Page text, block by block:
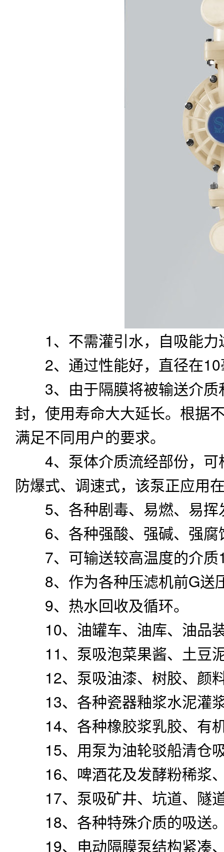
1、不需灌引水，自吸能力
2、通过性能好，直径在10
3、由于隔膜将被输送介质
封，使用寿命大大延长。根据
满足不同用户的要求。
4、泵体介质流经部份，可
防爆式、调速式，该泵正应用
5、各种剧毒、易燃、易挥
6、各种强酸、强碱、强腐
7、可输送较高温度的介
8、作为各种压滤机前G送
9、热水回收及循环。
10、油罐车、油库、油品
11、泵吸泡菜果酱、土豆
12、泵吸油漆、树胶、颜
13、各种瓷器釉浆水泥灌
14、各种橡胶浆乳胶、有
15、用泵为油轮驳船清仓
16、啤酒花及发酵粉稀浆
17、泵吸矿井、坑道、隧
18、各种特殊介质的吸送
19、电动隔膜泵结构紧凑